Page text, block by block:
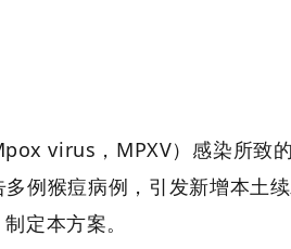
virus，MPXV）感染所致
例猴痘病例，引发新增本土
定本方案。